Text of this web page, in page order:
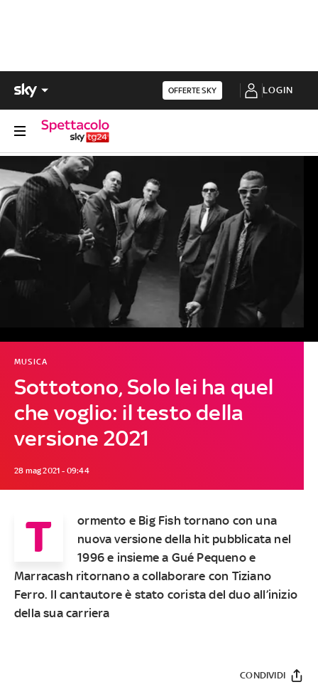
OFFERTE SKY LOGIN
Sottotono, Solo lei ha quel
che voglio: il testo della
versione 2021
MUSICA
28 mag 2021 - 09:44
T
ormento e Big Fish tornano con una
nuova versione della hit pubblicata nel
1996 e insieme a Gué Pequeno e
Marracash ritornano a collaborare con Tiziano
Ferro. Il cantautore è stato corista del duo all’inizio
della sua carriera
CONDIVIDI